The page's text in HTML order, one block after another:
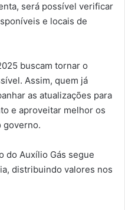
será possível verificar
e locais de
buscam tornar o
Assim, quem já
as atualizações para
e aproveitar melhor os
governo.
do Auxílio Gás segue
distribuindo valores nos